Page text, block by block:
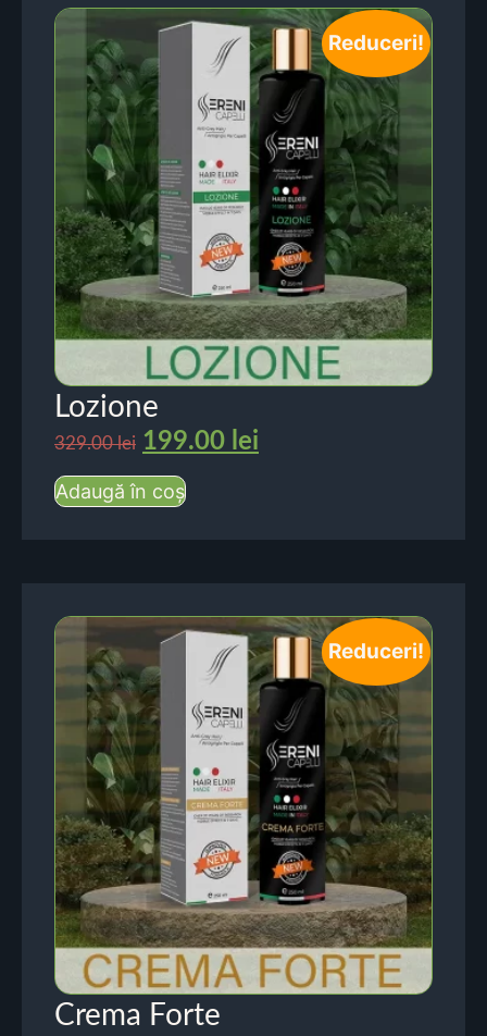
Reduceri!
Lozione
329.00lei 199.00 lei
Adaugă în coș
Reduceri!
Crema Forte